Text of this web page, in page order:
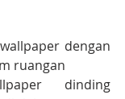
dengan
ruangan
dinding